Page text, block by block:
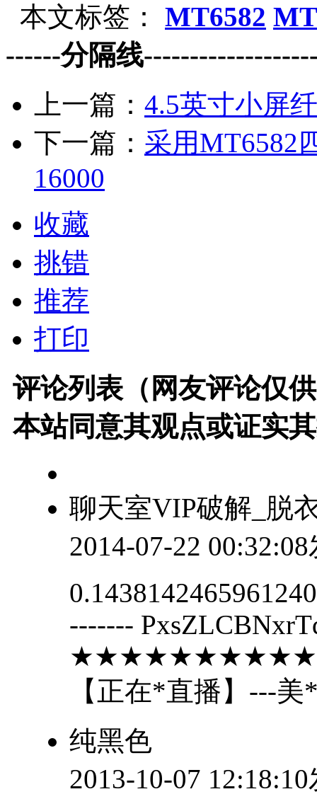
本文标签： MT6582
------分隔线
上一篇： 4.5英寸小屏
下一篇： 采用MT6582
16000
收藏
挑错
推荐
打印
评论列表（网友评论仅
本站同意其观点或证实
聊天室VIP破解_脱
2014-07-22
-------
【正在*直播】---美
纯黑色
2013-10-07